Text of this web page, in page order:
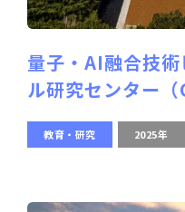
量子・AI融合技
ル研究センター（
教育・研究 2025年